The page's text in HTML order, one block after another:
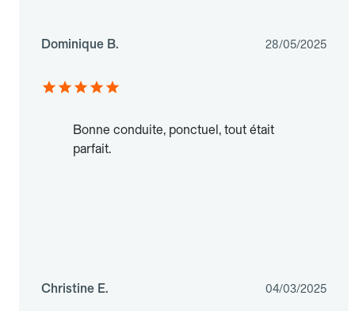
Dominique B. 28/05/2025
Bonne conduite, ponctuel, tout était
parfait.
Christine E. 04/03/2025